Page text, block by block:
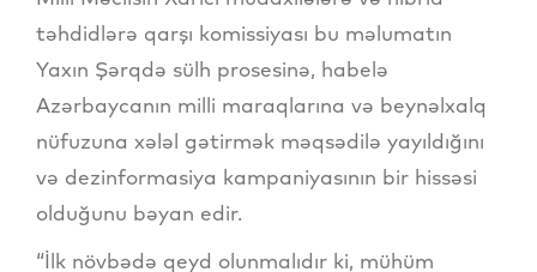
təhdidlərə qarşı komissiyası bu məlumatın
Yaxın Şərqdə sülh prosesinə, habelə
Azərbaycanın milli maraqlarına və beynəlxalq
nüfuzuna xələl gətirmək məqsədilə yayıldığını
və dezinformasiya kampaniyasının bir hissəsi
olduğunu bəyan edir.
“İlk növbədə qeyd olunmalıdır ki, mühüm